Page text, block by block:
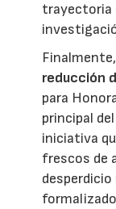
trayectoria
reducción
para
principal
iniciativa
frescos de